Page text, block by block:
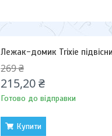
Лежак-домик Trixie
269 ₴
215,20 ₴
Готово до відправки
Купити